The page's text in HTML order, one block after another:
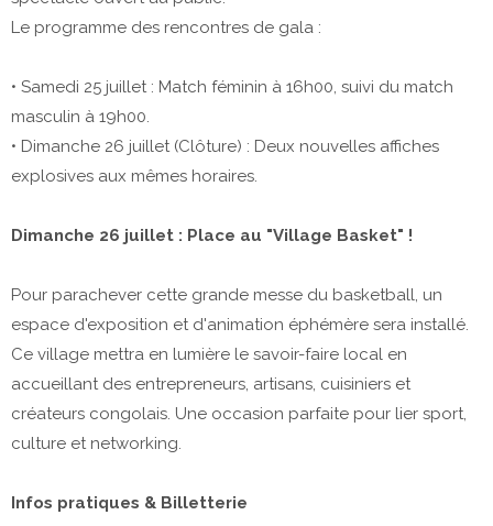
​Le programme des rencontres de gala :
​• Samedi 25 juillet : Match féminin à 16h00, suivi du match
masculin à 19h00.
​• Dimanche 26 juillet (Clôture) : Deux nouvelles affiches
explosives aux mêmes horaires.
​Dimanche 26 juillet : Place au "Village Basket" !
​Pour parachever cette grande messe du basketball, un
espace d'exposition et d'animation éphémère sera installé.
Ce village mettra en lumière le savoir-faire local en
accueillant des entrepreneurs, artisans, cuisiniers et
créateurs congolais. Une occasion parfaite pour lier sport,
culture et networking.
​Infos pratiques & Billetterie